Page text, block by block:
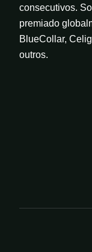
consecutivos.
premiado
BlueCollar,
outros.